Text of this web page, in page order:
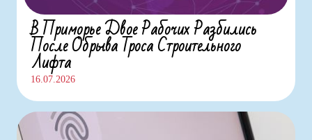
В Приморье Двое Рабочих Разбились
После Обрыва Троса Строительного
Лифта
16.07.2026